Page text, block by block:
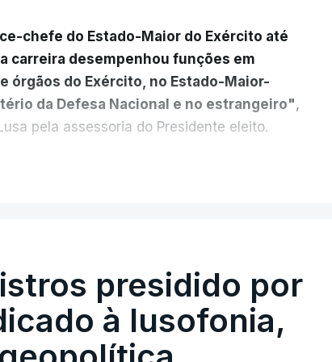
chefe do Estado-Maior do Exército até
carreira desempenhou funções em
órgãos do Exército, no Estado-Maior-
da Defesa Nacional e no estrangeiro",
pela assessoria do Presidente eleito.
2.º comandante da Força Militar da ONU
na Divisão de Operações,
NATO de Proteção da Força e de
do Comando Supremo das Forças
presidido por
à lusofonia,